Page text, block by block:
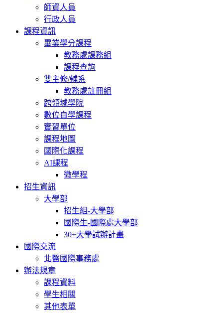
師資人員
行政人員
課程資訊
畢業學分課程
教務處課務組
課程查詢
雙主修/輔系
教務處註冊組
跨領域學院
數位自學課程
實習單位
課程地圖
國際化課程
AI課程
微學程
招生資訊
大學部
招生組-大學部
國際生-國際處大學部
30+大學試辦計畫
國際交流
北醫國際事務處
辦法規章
課程資料
學生相關
其他表單